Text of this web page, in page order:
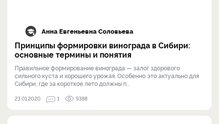
Анна Евгеньевна Соловьева
Принципы формировки винограда в Сибири:
основные термины и понятия
Правильное формирование винограда — залог здорового
сильного куста и хорошего урожая. Особенно это актуально для
Сибири, где за короткое лето должны п...
23.01.2020 1 9388